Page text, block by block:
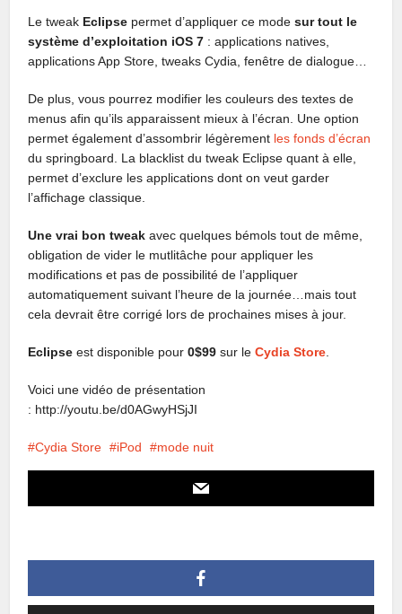
Le tweak Eclipse permet d’appliquer ce modesur tout le
système d’exploitation iOS 7 : applications natives,
applications App Store, tweaks Cydia, fenêtre de dialogue…
De plus, vous pourrez modifier les couleurs des textes de
menus afin qu’ils apparaissent mieux à l’écran. Une option
permet également d’assombrir légèrement les fonds d’écran
du springboard. La blacklist du tweak Eclipse quant à elle,
permet d’exclure les applications dont on veut garder
l’affichage classique.
Une vrai bon tweak avec quelques bémols tout de même,
obligation de vider le mutlitâche pour appliquer les
modifications et pas de possibilité de l’appliquer
automatiquement suivant l’heure de la journée…mais tout
cela devrait être corrigé lors de prochaines mises à jour.
Eclipse est disponible pour0$99 sur leCydia Store
Voici une vidéo de présentation
: http://youtu.be/d0AGwyHSjJI
Cydia Store iPod mode nuit